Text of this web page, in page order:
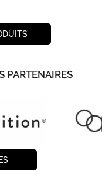
PARTENAIRES